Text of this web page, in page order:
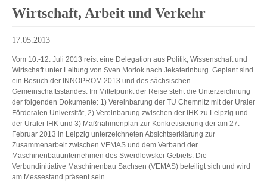
Wirtschaft, Arbeit und Verkehr
17.05.2013
Vom 10.-12. Juli 2013 reist eine Delegation aus Politik, Wissenschaft und
Wirtschaft unter Leitung von Sven Morlok nach Jekaterinburg. Geplant sind
ein Besuch der INNOPROM 2013 und des sächsischen
Gemeinschaftsstandes. Im Mittelpunkt der Reise steht die Unterzeichnung
der folgenden Dokumente: 1) Vereinbarung der TU Chemnitz mit der Uraler
Förderalen Universität, 2) Vereinbarung zwischen der IHK zu Leipzig und
der Uraler IHK und 3) Maßnahmenplan zur Konkretisierung der am 27.
Februar 2013 in Leipzig unterzeichneten Absichtserklärung zur
Zusammenarbeit zwischen VEMAS und dem Verband der
Maschinenbauunternehmen des Swerdlowsker Gebiets. Die
Verbundinitiative Maschinenbau Sachsen (VEMAS) beteiligt sich und wird
am Messestand präsent sein.